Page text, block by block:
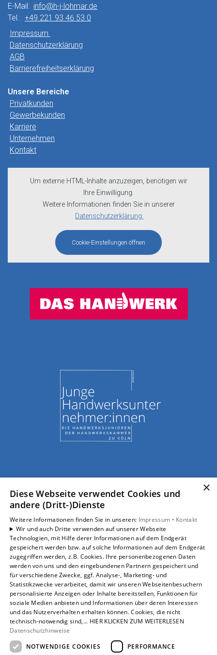
E-Mail: info@h-j-lohmar.de
Tel.: +49 221 93 46 53 0
Impressum
Datenschutzerklärung
AGB
Barrierefreiheitserklärung
Unsere Bereiche
Privatkunden
Gewerbekunden
Karriere
Unternehmen
Kontakt
Um externe HTML-Inhalte anzuzeigen, benötigen wir
Ihre Einwilligung.
Weitere Informationen finden Sie in unserer
Datenschutzerklärung.
Cookie-Einstellungen öffnen
Um externe HTML-Inhalte anzuzeigen, benötigen wir
Ihre Einwilligung.
×
Diese Webseite verwendet Cookies und
andere (Dritt-)Dienste
Weitere Informationen finden Sie in unseren: Impressum • Kontakt
Wir und auch Dritte verwenden auf unserer Webseite
Technologien, mit Hilfe derer Informationen auf dem Endgerät
gespeichert werden bzw. auf solche Informationen auf dem Endgerät
zugegriffen werden, z.B. Cookies. Ihre personenbezogenen Daten
werden von uns und den eingebundenen Partnern gespeichert und
für verschiedene Zwecke, ggf. Analyse-, Marketing- und
Statistikzwecke verarbeitet, damit wir unseren Webseitenbesuchern
personalisierte Anzeigen oder Inhalte bereitstellen, Funktionen für
soziale Medien anbieten und Informationen über deren Interessen
und das Nutzerverhalten erhalten können. Cookies, die nicht
technisch-notwendig sind,... HIER KLICKEN ZUM WEITERLESEN
Datenschutzhinweise
NOTWENDIGE COOKIES
PERFORMANCE